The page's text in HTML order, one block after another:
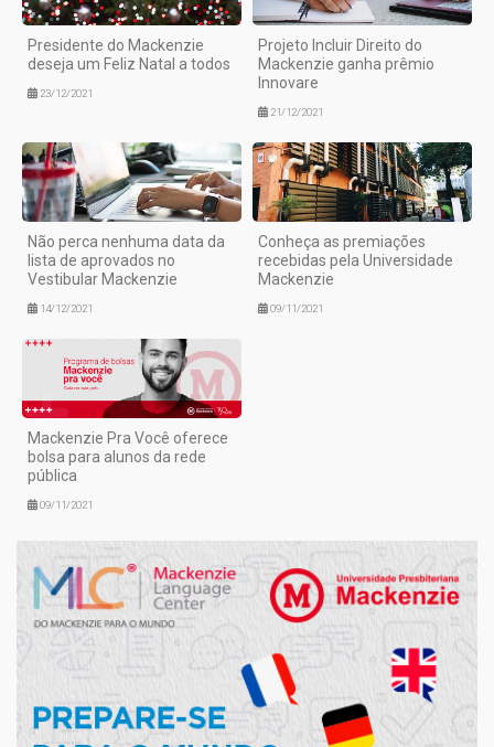
Presidente do Mackenzie
deseja um Feliz Natal a todos
23/12/2021
Projeto Incluir Direito do
Mackenzie ganha prêmio
Innovare
21/12/2021
Não perca nenhuma data da
lista de aprovados no
Vestibular Mackenzie
14/12/2021
Conheça as premiações
recebidas pela Universidade
Mackenzie
09/11/2021
Mackenzie Pra Você oferece
bolsa para alunos da rede
pública
09/11/2021